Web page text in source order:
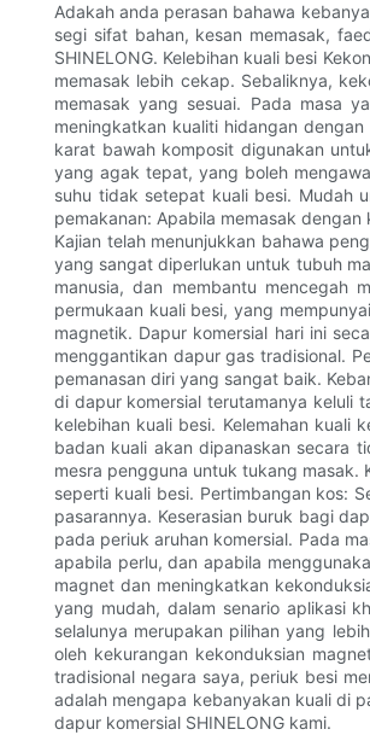
Adakah anda perasan bahawa
segi sifat bahan, kesan memasak,
SHINELONG. Kelebihan kuali besi
memasak lebih cekap. Sebaliknya,
memasak yang sesuai. Pada masa
meningkatkan kualiti hidangan
karat bawah komposit digunakan
yang agak tepat, yang boleh
suhu tidak setepat kuali besi. Mudah
pemakanan: Apabila memasak
Kajian telah menunjukkan bahawa
yang sangat diperlukan untuk tubuh
manusia, dan membantu mencegah
permukaan kuali besi, yang
magnetik. Dapur komersial hari ini
menggantikan dapur gas tradisional.
pemanasan diri yang sangat baik.
di dapur komersial terutamanya keluli
kelebihan kuali besi. Kelemahan kuali
badan kuali akan dipanaskan secara
mesra pengguna untuk tukang masak.
seperti kuali besi. Pertimbangan kos:
pasarannya. Keserasian buruk bagi
pada periuk aruhan komersial. Pada
apabila perlu, dan apabila
magnet dan meningkatkan
yang mudah, dalam senario aplikasi
selalunya merupakan pilihan yang
oleh kekurangan kekonduksian
tradisional negara saya, periuk besi
adalah mengapa kebanyakan kuali di
dapur komersial SHINELONG kami.